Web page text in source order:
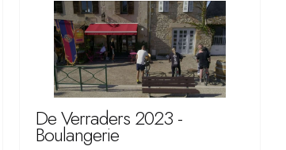
De Verraders 2023 -
Boulangerie